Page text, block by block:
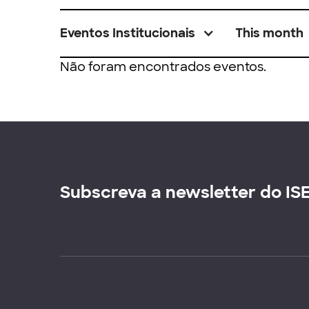
Eventos Institucionais This month
Não foram encontrados eventos.
Subscreva a newsletter do